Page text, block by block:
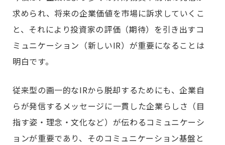
求められ、将来の企業価値を市場に訴求していくこ
と、それにより投資家の評価（期待）を引き出すコ
ミュニケーション（新しいIR）が重要になることは
明白です。
従来型の画一的なIRから脱却するためにも、企業自
らが発信するメッセージに一貫した企業らしさ（目
指す姿・理念・文化など）が伝わるコミュニケーシ
ョンが重要であり、そのコミュニケーション基盤と